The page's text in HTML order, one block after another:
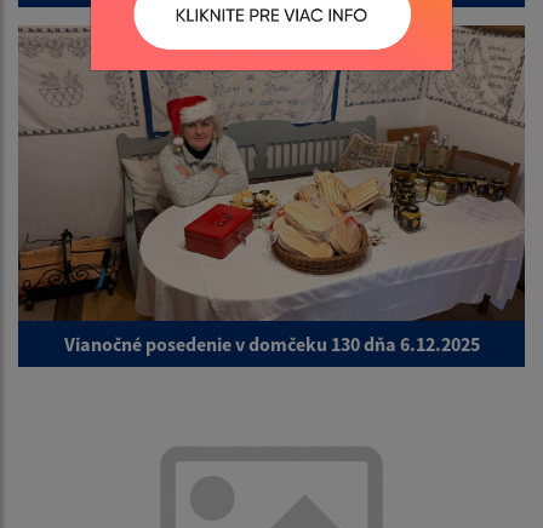
Vianočné posedenie v domčeku 130 dňa 6.12.2025